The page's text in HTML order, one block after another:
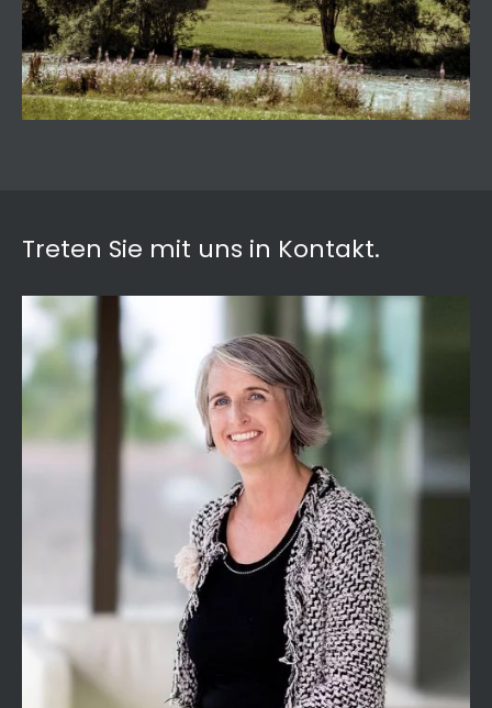
Treten Sie mit uns in Kontakt.